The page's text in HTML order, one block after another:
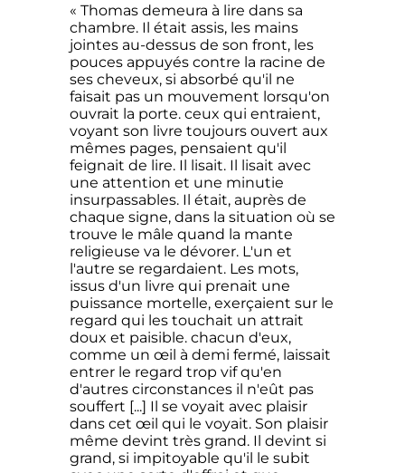
« Thomas demeura à lire dans sa
chambre. Il était assis, les mains
jointes au-dessus de son front, les
pouces appuyés contre la racine de
ses cheveux, si absorbé qu'il ne
faisait pas un mouvement lorsqu'on
ouvrait la porte. ceux qui entraient,
voyant son livre toujours ouvert aux
mêmes pages, pensaient qu'il
feignait de lire. Il lisait. Il lisait avec
une attention et une minutie
insurpassables. Il était, auprès de
chaque signe, dans la situation où se
trouve le mâle quand la mante
religieuse va le dévorer. L'un et
l'autre se regardaient. Les mots,
issus d'un livre qui prenait une
puissance mortelle, exerçaient sur le
regard qui les touchait un attrait
doux et paisible. chacun d'eux,
comme un œil à demi fermé, laissait
entrer le regard trop vif qu'en
d'autres circonstances il n'eût pas
souffert [...] Il se voyait avec plaisir
dans cet œil qui le voyait. Son plaisir
même devint très grand. Il devint si
grand, si impitoyable qu'il le subit